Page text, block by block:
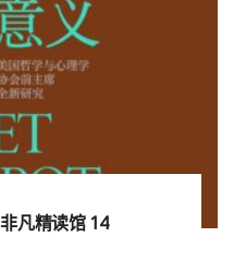
凡精读馆 14